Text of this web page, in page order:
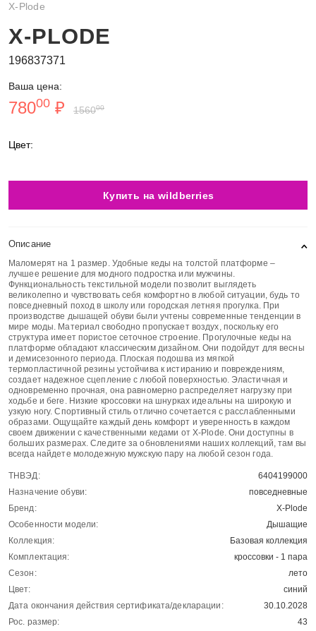
X-Plode
X-PLODE
196837371
Ваша цена:
78000 ₽ 156000
Цвет:
Купить на wildberries
Описание
Маломерят на 1 размер. Удобные кеды на толстой платформе –
лучшее решение для модного подростка или мужчины.
Функциональность текстильной модели позволит выглядеть
великолепно и чувствовать себя комфортно в любой ситуации, будь то
повседневный поход в школу или городская летняя прогулка. При
производстве дышащей обуви были учтены современные тенденции в
мире моды. Материал свободно пропускает воздух, поскольку его
структура имеет пористое сеточное строение. Прогулочные кеды на
платформе обладают классическим дизайном. Они подойдут для весны
и демисезонного периода. Плоская подошва из мягкой
термопластичной резины устойчива к истиранию и повреждениям,
создает надежное сцепление с любой поверхностью. Эластичная и
одновременно прочная, она равномерно распределяет нагрузку при
ходьбе и беге. Низкие кроссовки на шнурках идеальны на широкую и
узкую ногу. Спортивный стиль отлично сочетается с расслабленными
образами. Ощущайте каждый день комфорт и уверенность в каждом
своем движении с качественными кедами от X-Plode. Они доступны в
больших размерах. Следите за обновлениями наших коллекций, там вы
всегда найдете молодежную мужскую пару на любой сезон года.
ТНВЭД:
6404199000
Назначение обуви:
повседневные
Бренд:
X-Plode
Особенности модели:
Дышащие
Коллекция:
Базовая коллекция
Комплектация:
кроссовки - 1 пара
Сезон:
лето
Цвет:
синий
Дата окончания действия сертификата/декларации:
30.10.2028
Рос. размер:
43